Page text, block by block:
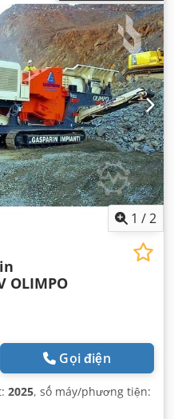
1 /2
OLIMPO
Gọi điện
2025, số máy/phương tiện: